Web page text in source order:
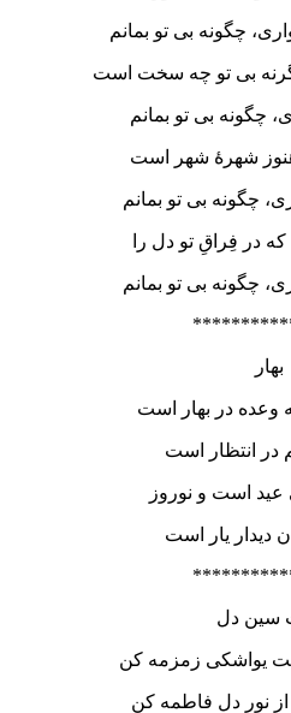
چگونه بی تو بمانم
وگرنه بی تو چه سخت است
چگونه بی تو بمانم
هنوز شهرۀ شهر است
چگونه بی تو بمانم
که در فِراقِ تو دل را
چگونه بی تو بمانم
بهار
وعده در بهار است
در انتظار است
است و نوروز
دیدار یار است
سین دل
یواشکی زمزمه کن
از نور دل فاطمه کن